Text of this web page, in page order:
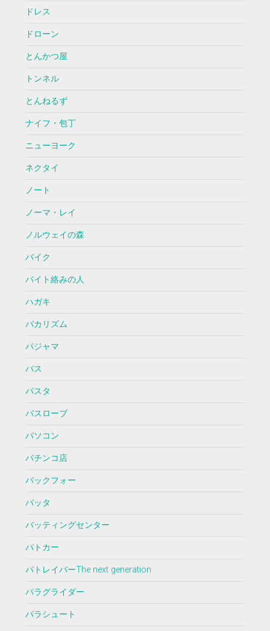
ドレス
ドローン
とんかつ屋
トンネル
とんねるず
ナイフ・包丁
ニューヨーク
ネクタイ
ノート
ノーマ・レイ
ノルウェイの森
バイク
バイト絡みの人
ハガキ
バカリズム
パジャマ
バス
パスタ
バスローブ
パソコン
パチンコ店
バックフォー
バッタ
バッティングセンター
パトカー
パトレイバーThe next generation
パラグライダー
パラシュート